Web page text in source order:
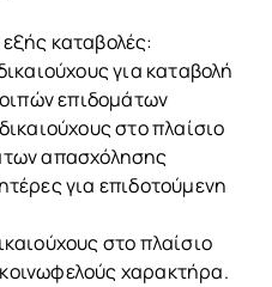
καταβολές:
για καταβολή
επιδομάτων
στο πλαίσιο
απασχόλησης
για επιδοτούμενη
στο πλαίσιο
χαρακτήρα.